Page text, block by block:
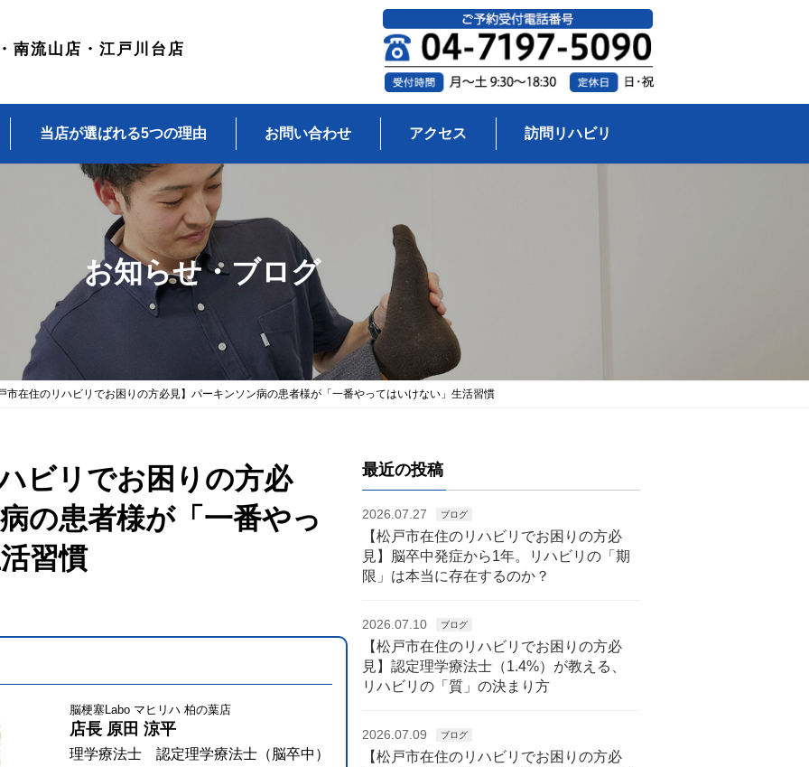
南流山店・江戸川台店
当店が選ばれる5つの理由 お問い合わせ アクセス 訪問リハビリ
お知らせ・ブログ
市在住のリハビリでお困りの方必見】パーキンソン病の患者様が「一番やってはいけない」生活習慣
ビリでお困りの方必
の患者様が「一番やっ
習慣
脳梗塞Labo マヒリハ 柏の葉店
店長 原田 涼平
理学療法士 認定理学療法士（脳卒中）
最近の投稿
2026.07.27 ブログ
【松戸市在住のリハビリでお困りの方必
見】脳卒中発症から1年。リハビリの「期
限」は本当に存在するのか？
2026.07.10 ブログ
【松戸市在住のリハビリでお困りの方必
見】認定理学療法士（1.4%）が教える、
リハビリの「質」の決まり方
2026.07.09 ブログ
【松戸市在住のリハビリでお困りの方必